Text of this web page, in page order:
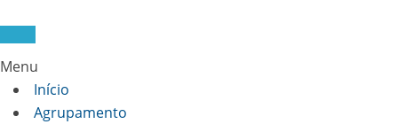
Menu
Início
Agrupamento